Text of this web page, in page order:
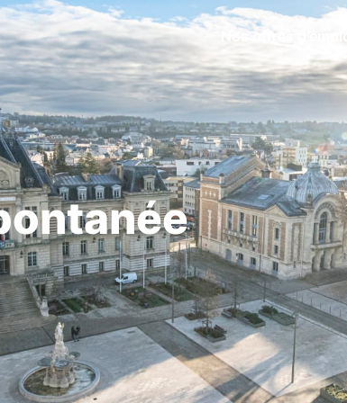
Nos offres d'emploi